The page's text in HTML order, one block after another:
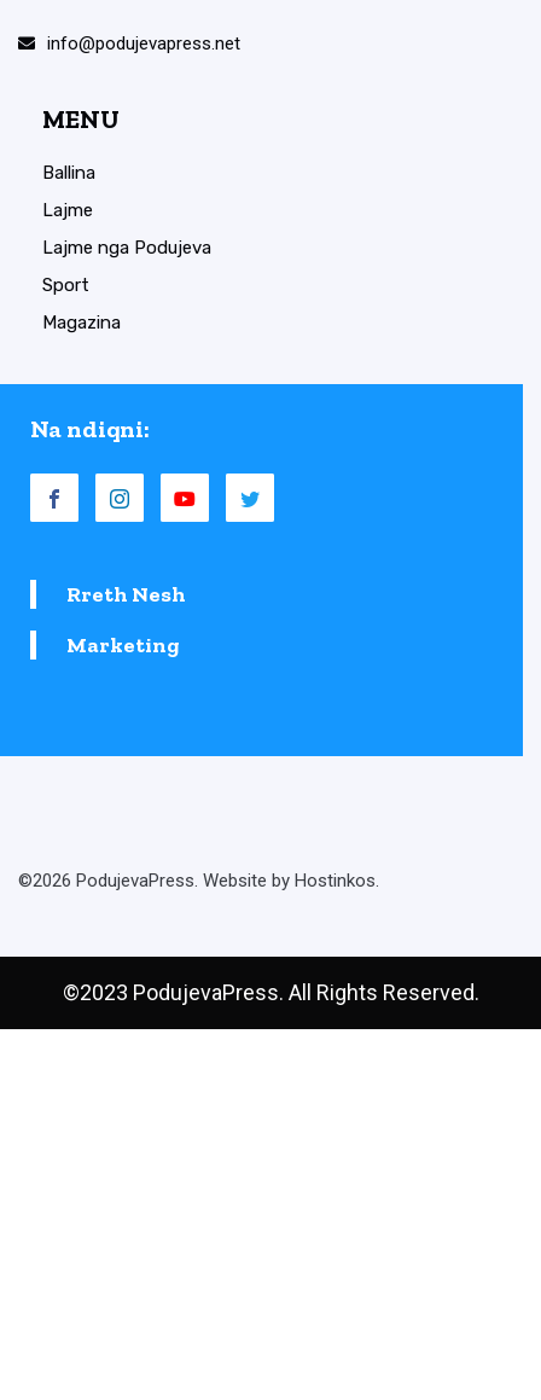
info@podujevapress.net
MENU
Ballina
Lajme
Lajme nga Podujeva
Sport
Magazina
Na ndiqni:
Rreth Nesh
Marketing
©2026 PodujevaPress. Website by Hostinkos.
©2023 PodujevaPress. All Rights Reserved.